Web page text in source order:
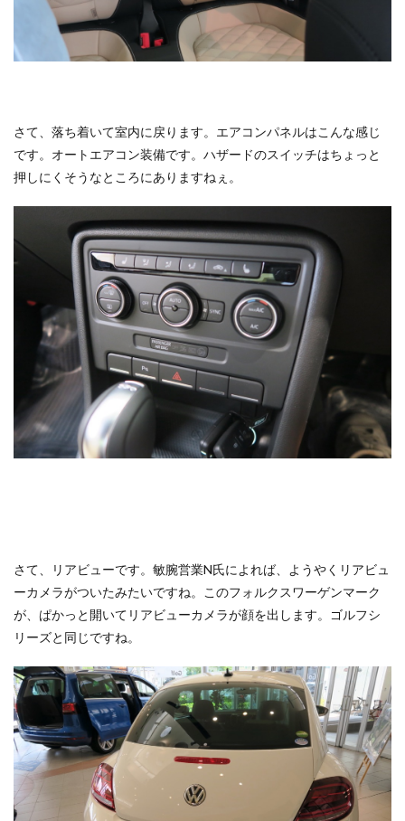
さて、落ち着いて室内に戻ります。エアコンパネルはこんな感じ
です。オートエアコン装備です。ハザードのスイッチはちょっと
押しにくそうなところにありますねぇ。
さて、リアビューです。敏腕営業N氏によれば、ようやくリアビュ
ーカメラがついたみたいですね。このフォルクスワーゲンマーク
が、ぱかっと開いてリアビューカメラが顔を出します。ゴルフシ
リーズと同じですね。